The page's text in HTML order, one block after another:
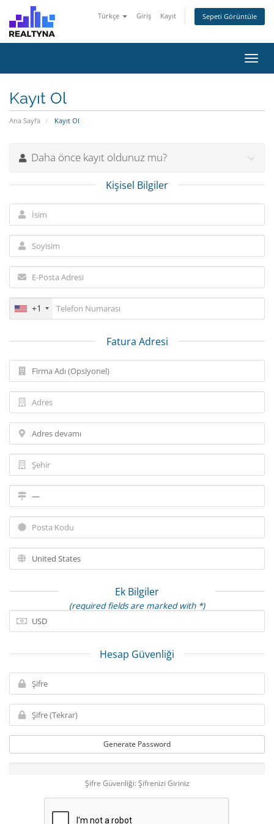
Türkçe Giriş Kayıt Sepeti Görüntüle
Kayıt Ol
Ana Sayfa Kayıt Ol
Daha önce kayıt oldunuz mu?
Kişisel Bilgiler
+1
Fatura Adresi
Ek Bilgiler
(required fields are marked with *)
Hesap Güvenliği
Generate Password
Şifre Güvenliği: Şifrenizi Giriniz